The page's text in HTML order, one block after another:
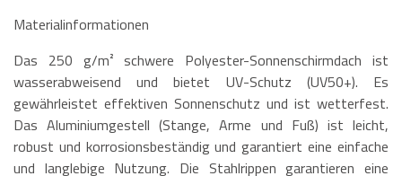
Materialinformationen
Das 250 g/m² schwere Polyester-Sonnenschirmdach ist
wasserabweisend und bietet UV-Schutz (UV50+). Es
gewährleistet effektiven Sonnenschutz und ist wetterfest.
Das Aluminiumgestell (Stange, Arme und Fuß) ist leicht,
robust und korrosionsbeständig und garantiert eine einfache
und langlebige Nutzung. Die Stahlrippen garantieren eine